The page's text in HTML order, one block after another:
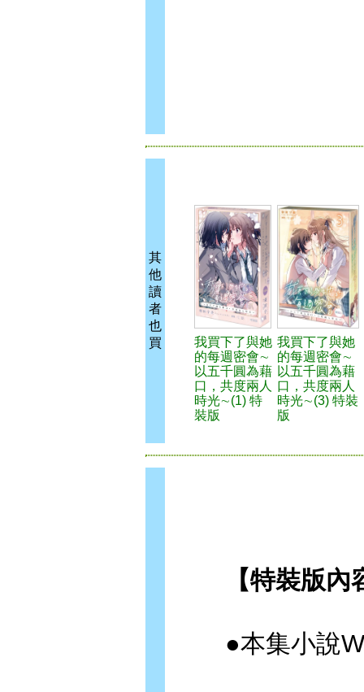
其
他
讀
者
也
買
我買下了與她
的每週密會∼
以五千圓為藉
口，共度兩人
時光∼(1) 特
裝版
我買下了與她
的每週密會∼
以五千圓為藉
口，共度兩人
時光∼(3) 特裝
版
【特裝版內
●本集小說